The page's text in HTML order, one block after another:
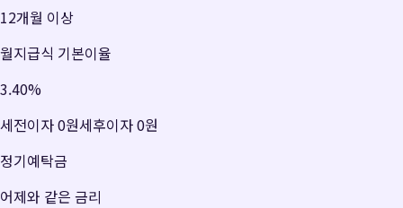
12개월 이상
월지급식 기본이율
3.40%
세전이자0원세후이자0원
정기예탁금
어제와 같은 금리